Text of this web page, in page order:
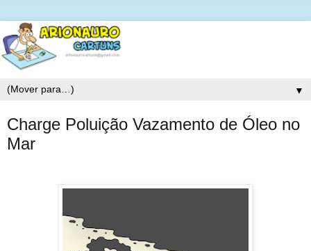
▼
Charge Poluição Vazamento de Óleo no
Mar